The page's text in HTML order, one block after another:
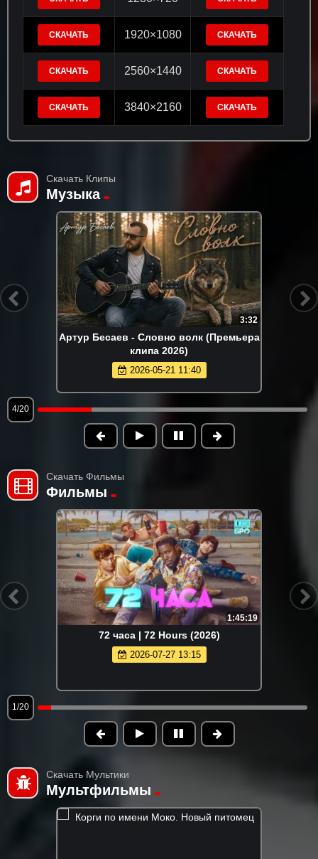
СКАЧАТЬ 1920×1080 СКАЧАТЬ
СКАЧАТЬ 2560×1440 СКАЧАТЬ
СКАЧАТЬ 3840×2160 СКАЧАТЬ
Скачать Клипы
Музыка
3:32
Артур Бесаев - Словно волк (Премьера
клипа 2026)
2026-05-21 11:40
4/20
Скачать Фильмы
Фильмы
1:45:19
72 часа | 72 Hours (2026)
2026-07-27 13:15
1/20
Скачать Мультики
Мультфильмы